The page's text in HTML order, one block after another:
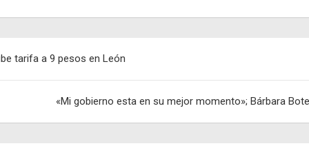
tarifa a 9 pesos en León
«Mi gobierno esta en su mejor momento»; Bárbara